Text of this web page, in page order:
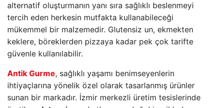
alternatif oluşturmanın yanı sıra sağlıklı beslenmeyi
tercih eden herkesin mutfakta kullanabileceği
mükemmel bir malzemedir. Glutensiz un, ekmekten
keklere, böreklerden pizzaya kadar pek çok tarifte
güvenle kullanılabilir.
Antik Gurme, sağlıklı yaşamı benimseyenlerin
ihtiyaçlarına yönelik özel olarak tasarlanmış ürünler
sunan bir markadır. İzmir merkezli üretim tesislerinde